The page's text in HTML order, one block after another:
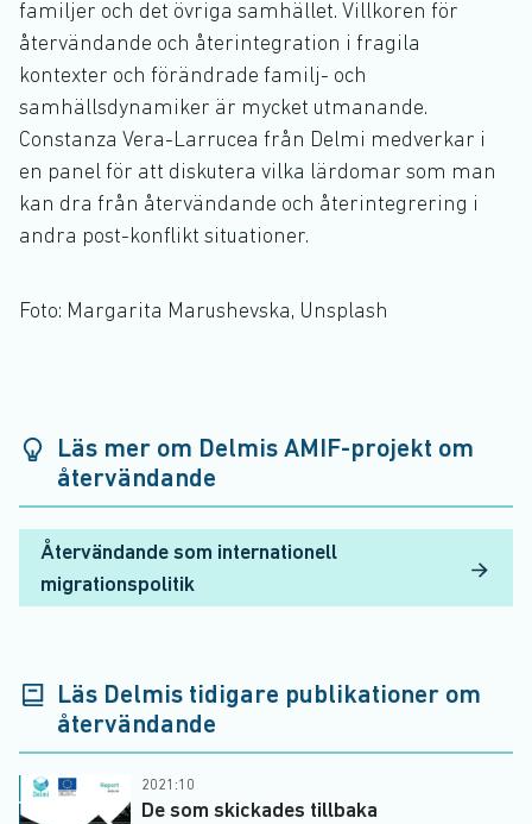
familjer och det övriga samhället. Villkoren för
återvändande och återintegration i fragila
kontexter och förändrade familj- och
samhällsdynamiker är mycket utmanande.
Constanza Vera-Larrucea från Delmi medverkar i
en panel för att diskutera vilka lärdomar som man
kan dra från återvändande och återintegrering i
andra post-konflikt situationer.
Foto: Margarita Marushevska, Unsplash
Läs mer om Delmis AMIF-projekt om
återvändande
Återvändande som internationell
migrationspolitik
Läs Delmis tidigare publikationer om
återvändande
2021:10
De som skickades tillbaka